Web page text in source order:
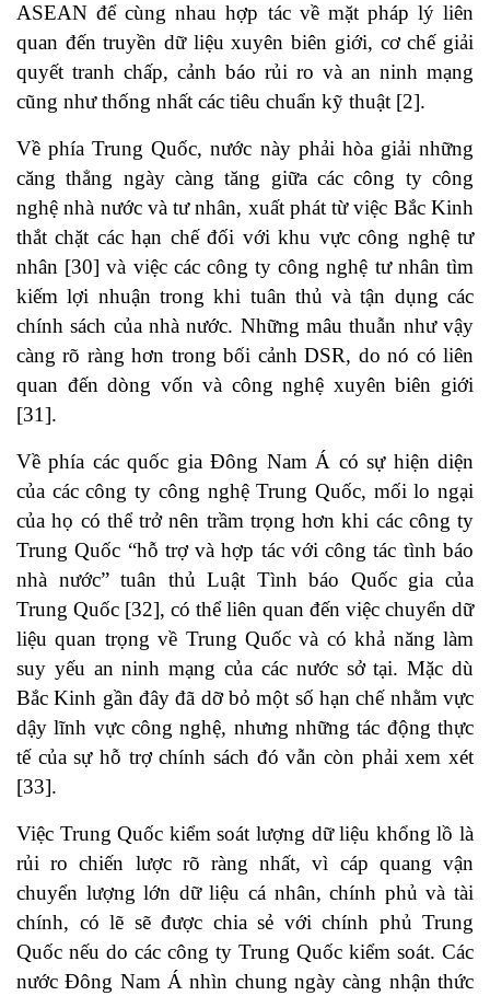
ASEAN để cùng nhau hợp tác về mặt pháp lý liên
quan đến truyền dữ liệu xuyên biên giới, cơ chế giải
quyết tranh chấp, cảnh báo rủi ro và an ninh mạng
cũng như thống nhất các tiêu chuẩn kỹ thuật [2].
Về phía Trung Quốc, nước này phải hòa giải những
căng thẳng ngày càng tăng giữa các công ty công
nghệ nhà nước và tư nhân, xuất phát từ việc Bắc Kinh
thắt chặt các hạn chế đối với khu vực công nghệ tư
nhân [30] và việc các công ty công nghệ tư nhân tìm
kiếm lợi nhuận trong khi tuân thủ và tận dụng các
chính sách của nhà nước. Những mâu thuẫn như vậy
càng rõ ràng hơn trong bối cảnh DSR, do nó có liên
quan đến dòng vốn và công nghệ xuyên biên giới
[31].
Về phía các quốc gia Đông Nam Á có sự hiện diện
của các công ty công nghệ Trung Quốc, mối lo ngại
của họ có thể trở nên trầm trọng hơn khi các công ty
Trung Quốc “hỗ trợ và hợp tác với công tác tình báo
nhà nước” tuân thủ Luật Tình báo Quốc gia của
Trung Quốc [32], có thể liên quan đến việc chuyển dữ
liệu quan trọng về Trung Quốc và có khả năng làm
suy yếu an ninh mạng của các nước sở tại. Mặc dù
Bắc Kinh gần đây đã dỡ bỏ một số hạn chế nhằm vực
dậy lĩnh vực công nghệ, nhưng những tác động thực
tế của sự hỗ trợ chính sách đó vẫn còn phải xem xét
[33].
Việc Trung Quốc kiểm soát lượng dữ liệu khổng lồ là
rủi ro chiến lược rõ ràng nhất, vì cáp quang vận
chuyển lượng lớn dữ liệu cá nhân, chính phủ và tài
chính, có lẽ sẽ được chia sẻ với chính phủ Trung
Quốc nếu do các công ty Trung Quốc kiểm soát. Các
nước Đông Nam Á nhìn chung ngày càng nhận thức